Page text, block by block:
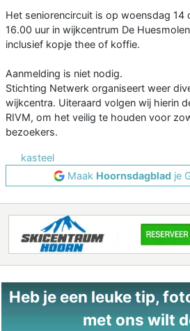
Het seniorencircuit is op woensdag 14
16.00 uur in wijkcentrum De
inclusief kopje thee of koffie.
Aanmelding is niet nodig.
Stichting Netwerk organiseert weer
wijkcentra. Uiteraard volgen wij hierin
RIVM, om het veilig te houden voor
bezoekers.
kasteel
Maak Hoornsdagbladje
Heb je een leuke tip,
met ons wilt